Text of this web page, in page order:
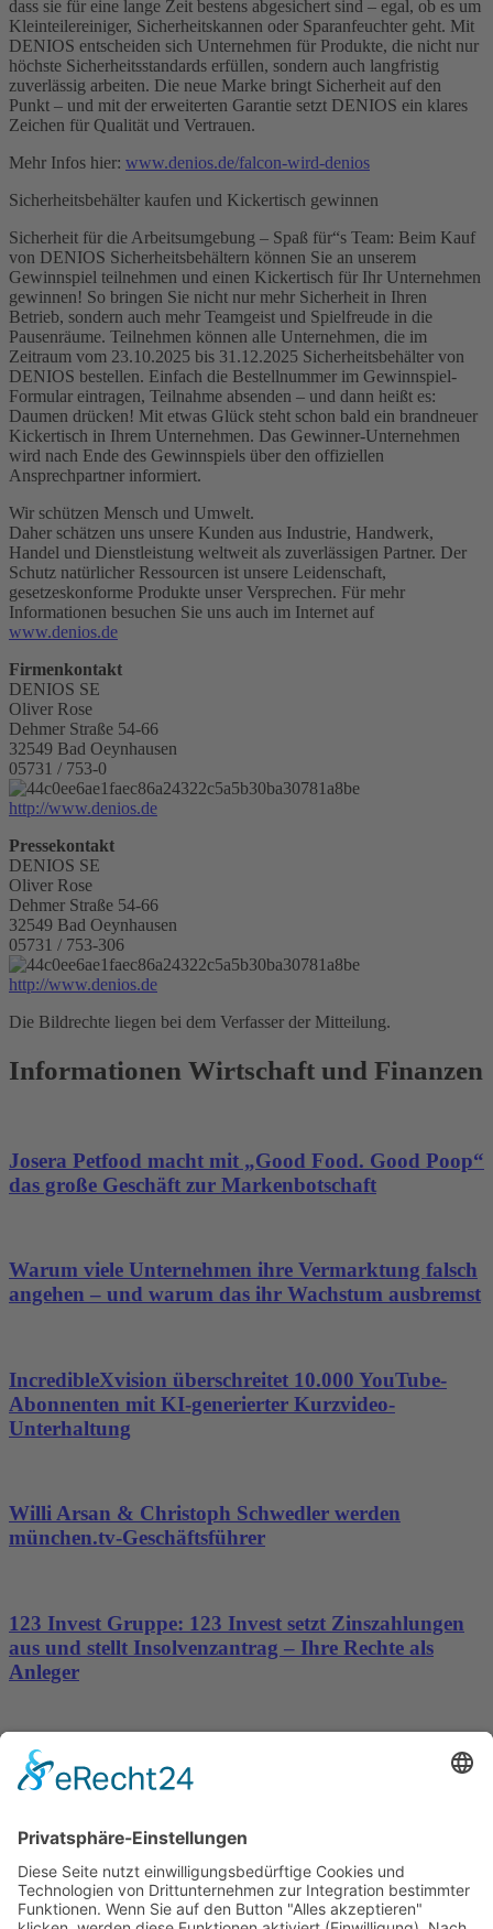
dass sie für eine lange Zeit bestens abgesichert sind – egal, ob es um
Kleinteilereiniger, Sicherheitskannen oder Sparanfeuchter geht. Mit
DENIOS entscheiden sich Unternehmen für Produkte, die nicht nur
höchste Sicherheitsstandards erfüllen, sondern auch langfristig
zuverlässig arbeiten. Die neue Marke bringt Sicherheit auf den
Punkt – und mit der erweiterten Garantie setzt DENIOS ein klares
Zeichen für Qualität und Vertrauen.
Mehr Infos hier: www.denios.de/falcon-wird-denios
Sicherheitsbehälter kaufen und Kickertisch gewinnen
Sicherheit für die Arbeitsumgebung – Spaß für“s Team: Beim Kauf
von DENIOS Sicherheitsbehältern können Sie an unserem
Gewinnspiel teilnehmen und einen Kickertisch für Ihr Unternehmen
gewinnen! So bringen Sie nicht nur mehr Sicherheit in Ihren
Betrieb, sondern auch mehr Teamgeist und Spielfreude in die
Pausenräume. Teilnehmen können alle Unternehmen, die im
Zeitraum vom 23.10.2025 bis 31.12.2025 Sicherheitsbehälter von
DENIOS bestellen. Einfach die Bestellnummer im Gewinnspiel-
Formular eintragen, Teilnahme absenden – und dann heißt es:
Daumen drücken! Mit etwas Glück steht schon bald ein brandneuer
Kickertisch in Ihrem Unternehmen. Das Gewinner-Unternehmen
wird nach Ende des Gewinnspiels über den offiziellen
Ansprechpartner informiert.
Wir schützen Mensch und Umwelt.
Daher schätzen uns unsere Kunden aus Industrie, Handwerk,
Handel und Dienstleistung weltweit als zuverlässigen Partner. Der
Schutz natürlicher Ressourcen ist unsere Leidenschaft,
gesetzeskonforme Produkte unser Versprechen. Für mehr
Informationen besuchen Sie uns auch im Internet auf
www.denios.de
Firmenkontakt
DENIOS SE
Oliver Rose
Dehmer Straße 54-66
32549 Bad Oeynhausen
05731 / 753-0
http://www.denios.de
Pressekontakt
DENIOS SE
Oliver Rose
Dehmer Straße 54-66
32549 Bad Oeynhausen
05731 / 753-306
http://www.denios.de
Die Bildrechte liegen bei dem Verfasser der Mitteilung.
Informationen Wirtschaft und Finanzen
Josera Petfood macht mit „Good Food. Good Poop“
das große Geschäft zur Markenbotschaft
Warum viele Unternehmen ihre Vermarktung falsch
angehen – und warum das ihr Wachstum ausbremst
IncredibleXvision überschreitet 10.000 YouTube-
Abonnenten mit KI-generierter Kurzvideo-
Unterhaltung
Willi Arsan & Christoph Schwedler werden
münchen.tv-Geschäftsführer
123 Invest Gruppe: 123 Invest setzt Zinszahlungen
aus und stellt Insolvenzantrag – Ihre Rechte als
Anleger
Dronus sichert sich 15 Millionen Dollar und treibt
den Aufbau autonomer Luftinfrastruktur voran
Wichtiges
Impressum
Datenschutz